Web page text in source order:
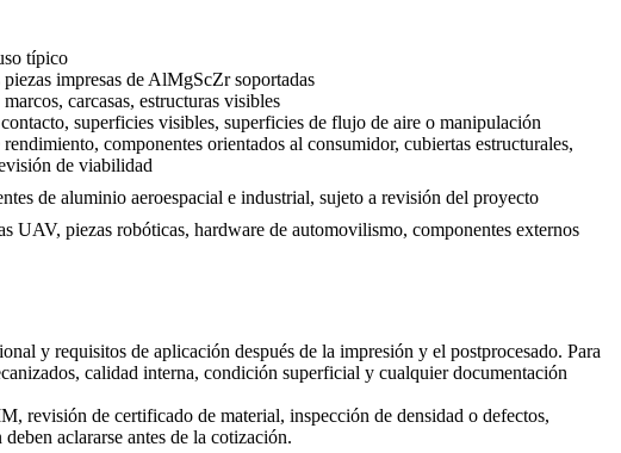
típico
piezas impresas de AlMgScZr soportadas
marcos, carcasas, estructuras visibles
superficies visibles, superficies de flujo de aire o manipulación
rendimiento, componentes orientados al consumidor, cubiertas estructurales,
de viabilidad
de aluminio aeroespacial e industrial, sujeto a revisión del proyecto
UAV, piezas robóticas, hardware de automovilismo, componentes externos
y requisitos de aplicación después de la impresión y el postprocesado. Para
calidad interna, condición superficial y cualquier documentación
revisión de certificado de material, inspección de densidad o defectos,
aclararse antes de la cotización.